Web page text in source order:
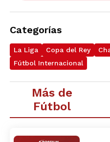
Categorías
La Liga Copa del Rey
Fútbol Internacional
Más de
Fútbol